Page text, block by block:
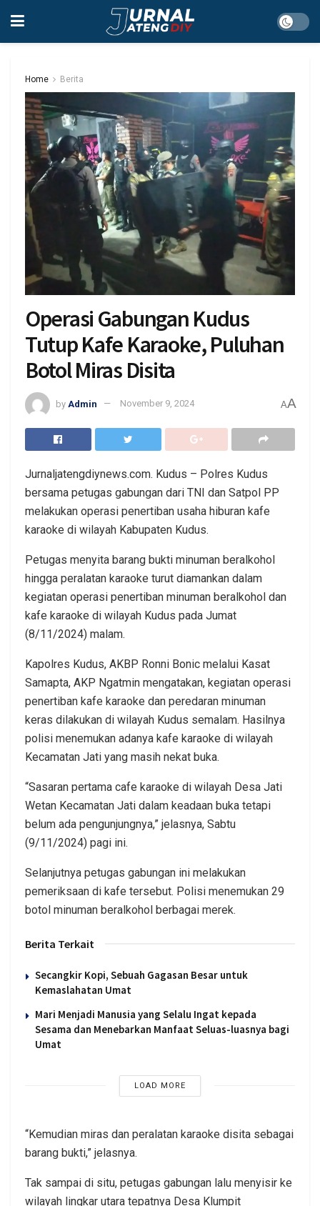
Home Berita
Operasi Gabungan Kudus
Tutup Kafe Karaoke, Puluhan
Botol Miras Disita
by Admin November 9, 2024 AA
Jurnaljatengdiynews.com. Kudus – Polres Kudus
bersama petugas gabungan dari TNI dan Satpol PP
melakukan operasi penertiban usaha hiburan kafe
karaoke di wilayah Kabupaten Kudus.
Petugas menyita barang bukti minuman beralkohol
hingga peralatan karaoke turut diamankan dalam
kegiatan operasi penertiban minuman beralkohol dan
kafe karaoke di wilayah Kudus pada Jumat
(8/11/2024) malam.
Kapolres Kudus, AKBP Ronni Bonic melalui Kasat
Samapta, AKP Ngatmin mengatakan, kegiatan operasi
penertiban kafe karaoke dan peredaran minuman
keras dilakukan di wilayah Kudus semalam. Hasilnya
polisi menemukan adanya kafe karaoke di wilayah
Kecamatan Jati yang masih nekat buka.
“Sasaran pertama cafe karaoke di wilayah Desa Jati
Wetan Kecamatan Jati dalam keadaan buka tetapi
belum ada pengunjungnya,” jelasnya, Sabtu
(9/11/2024) pagi ini.
Selanjutnya petugas gabungan ini melakukan
pemeriksaan di kafe tersebut. Polisi menemukan 29
botol minuman beralkohol berbagai merek.
Berita Terkait
Secangkir Kopi, Sebuah Gagasan Besar untuk
Kemaslahatan Umat
Mari Menjadi Manusia yang Selalu Ingat kepada
Sesama dan Menebarkan Manfaat Seluas-luasnya bagi
Umat
LOAD MORE
“Kemudian miras dan peralatan karaoke disita sebagai
barang bukti,” jelasnya.
Tak sampai di situ, petugas gabungan lalu menyisir ke
wilayah lingkar utara tepatnya Desa Klumpit